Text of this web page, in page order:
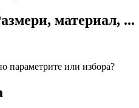
материал, ...
параметрите или избора?